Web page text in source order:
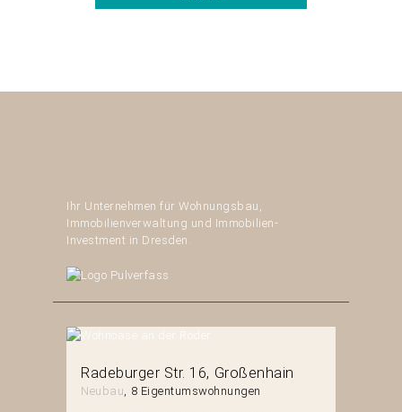
Ihr Unternehmen für Wohnungsbau,
Immobilienverwaltung und Immobilien-
Investment in Dresden.
Radeburger Str. 16 Großenhain
Neubau 8 Eigentumswohnungen